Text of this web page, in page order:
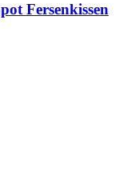
Fersenkissen